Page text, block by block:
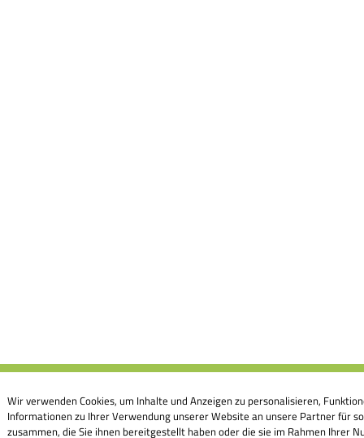
Wir verwenden Cookies, um Inhalte und Anzeigen zu personalisieren,
Informationen zu Ihrer Verwendung unserer Website an unsere Partner für
zusammen, die Sie ihnen bereitgestellt haben oder die sie im Rahmen Ihrer